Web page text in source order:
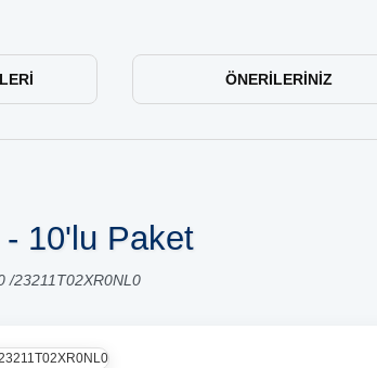
ÖNERILERINIZ
10'lu Paket
/23211T02XR0NL0